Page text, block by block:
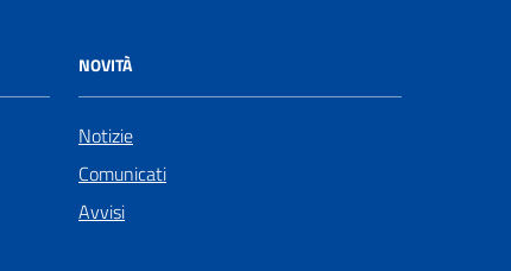
NOVITÀ
Notizie
Comunicati
Avvisi